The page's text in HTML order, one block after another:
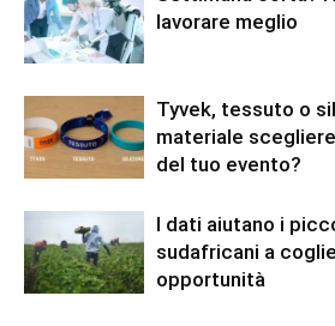
lavorare meglio
Tyvek, tessuto o
materiale
del tuo evento?
I dati aiutano i
sudafricani a
opportunità